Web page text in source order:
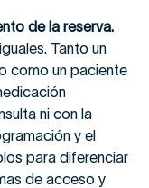
de la reserva.
Tanto un
como un paciente
ni con la
y el
para diferenciar
de acceso y